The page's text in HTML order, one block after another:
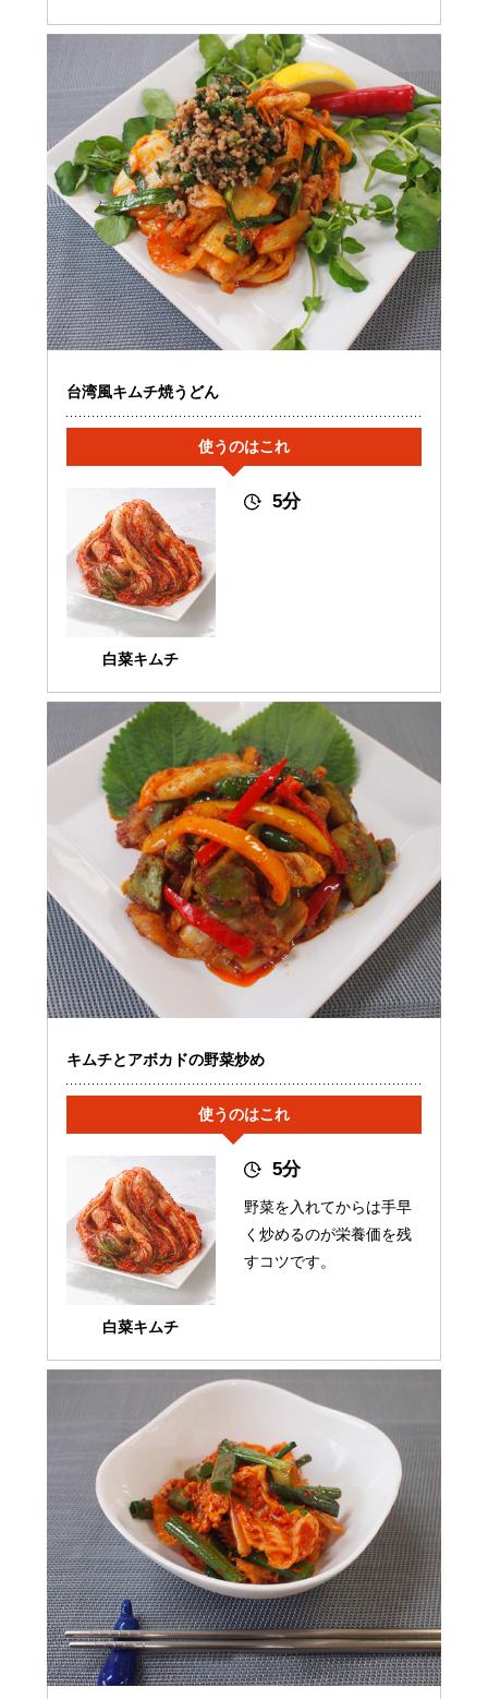
台湾風キムチ焼うどん
使うのはこれ
白菜キムチ
5分
キムチとアボカドの野菜炒め
使うのはこれ
白菜キムチ
5分
野菜を入れてからは手早
く炒めるのが栄養価を残
すコツです。